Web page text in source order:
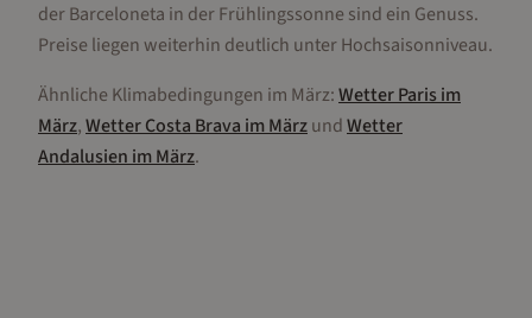
der Barceloneta in der Frühlingssonne sind ein Genuss.
Preise liegen weiterhin deutlich unter Hochsaisonniveau.
Ähnliche Klimabedingungen im März:WetterParisim
März,WetterCosta Brava imMärzundWetter
Andalusien imMärz.